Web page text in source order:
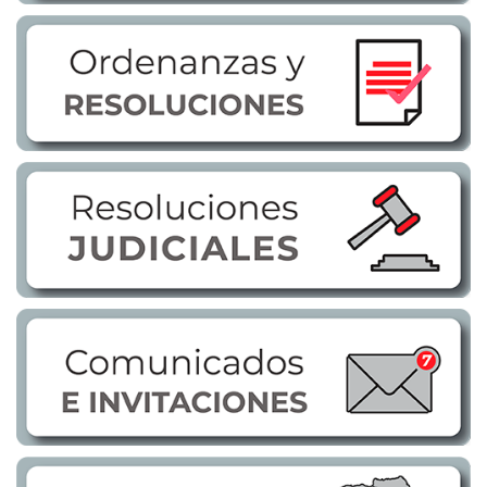
Transparencia
LOTAIP
GAD Macará
2025
2020
2021
2016
2015
2014